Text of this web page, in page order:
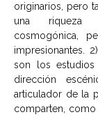
originarios, pero
una riqueza
cosmogónica,
impresionantes.
son los
dirección
articulador de la
comparten,